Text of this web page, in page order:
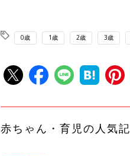
0歳 1歳 2歳 3歳
赤ちゃん・育児の人気